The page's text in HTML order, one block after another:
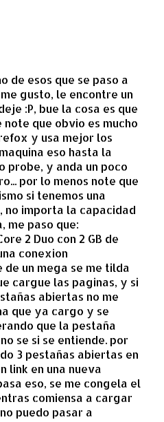
de esos que se paso a
gusto, le encontre un
:P, bue la cosa es que
note que obvio es mucho
y usa mejor los
eso hasta la
probe, y anda un poco
por lo menos note que
si tenemos una
no importa la capacidad
me paso que:
2 Duo con 2 GB de
conexion
de un mega se me tilda
cargue las paginas, y si
abiertas no me
que ya cargo y se
que la pestaña
se si se entiende. por
3 pestañas abiertas en
link en una nueva
eso, se me congela el
comiensa a cargar
puedo pasar a